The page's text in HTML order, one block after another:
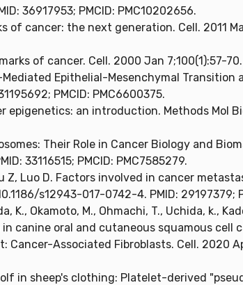
36917953; PMCID: PMC10202656.
of cancer: the next generation. Cell. 2011
of cancer. Cell. 2000 Jan 7;100(1):57-
Mediated Epithelial-Mesenchymal
PMCID: PMC6600375.
epigenetics: an introduction. Methods Mol
Their Role in Cancer Biology and
33116515; PMCID: PMC7585279.
Z, Luo D. Factors involved in cancer
s12943-017-0742-4. PMID: 29197379;
K., Okamoto, M., Ohmachi, T., Uchida, k.,
canine oral and cutaneous squamous cell
Cancer-Associated Fibroblasts. Cell. 2020
in sheep's clothing: Platelet-derived